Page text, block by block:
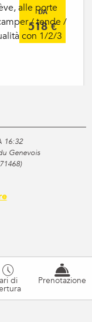
DA
518€
alle porte
/ tende /
con 1/2/3
16:32
Genevois
)
di Prenotazione